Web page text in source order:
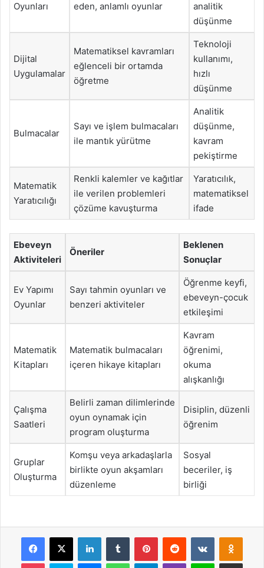
Oyunları
eden, anlamlı oyunlar
analitik
düşünme
Dijital
Uygulamalar
Matematiksel kavramları
eğlenceli bir ortamda
öğretme
Teknoloji
kullanımı,
hızlı
düşünme
Bulmacalar
Sayı ve işlem bulmacaları
ile mantık yürütme
Analitik
düşünme,
kavram
pekiştirme
Matematik
Yaratıcılığı
Renkli kalemler ve kağıtlar
ile verilen problemleri
çözüme kavuşturma
Yaratıcılık,
matematiksel
ifade
Ebeveyn
Aktiviteleri
Öneriler
Beklenen
Sonuçlar
Ev Yapımı
Oyunlar
Sayı tahmin oyunları ve
benzeri aktiviteler
Öğrenme keyfi,
ebeveyn-çocuk
etkileşimi
Matematik
Kitapları
Matematik bulmacaları
içeren hikaye kitapları
Kavram
öğrenimi,
okuma
alışkanlığı
Çalışma
Saatleri
Belirli zaman dilimlerinde
oyun oynamak için
program oluşturma
Disiplin, düzenli
öğrenim
Gruplar
Oluşturma
Komşu veya arkadaşlarla
birlikte oyun akşamları
düzenleme
Sosyal
beceriler, iş
birliği
Facebook
X LinkedInTumblr PinterestReddit VKontakte
Pocket Skype MessengerWhatsAppTelegramViber Line E-Posta ile